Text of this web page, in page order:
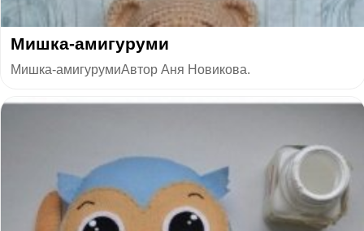
Мишка-амигуруми
Мишка-амигурумиАвтор Аня Новикова.